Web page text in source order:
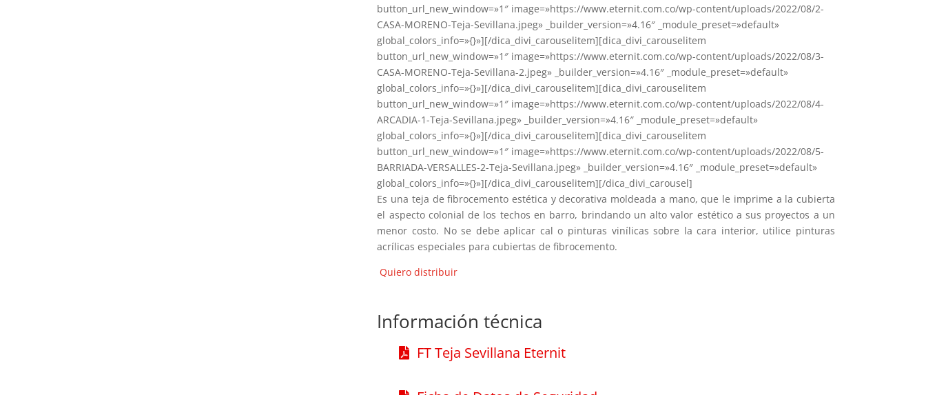
button_url_new_window=»1″ image=»https://www.eternit.com.co/wp-content/uploads/2022/08/2-
CASA-MORENO-Teja-Sevillana.jpeg» _builder_version=»4.16″ _module_preset=»default»
global_colors_info=»{}»][/dica_divi_carouselitem][dica_divi_carouselitem
button_url_new_window=»1″ image=»https://www.eternit.com.co/wp-content/uploads/2022/08/3-
CASA-MORENO-Teja-Sevillana-2.jpeg» _builder_version=»4.16″ _module_preset=»default»
global_colors_info=»{}»][/dica_divi_carouselitem][dica_divi_carouselitem
button_url_new_window=»1″ image=»https://www.eternit.com.co/wp-content/uploads/2022/08/4-
ARCADIA-1-Teja-Sevillana.jpeg» _builder_version=»4.16″ _module_preset=»default»
global_colors_info=»{}»][/dica_divi_carouselitem][dica_divi_carouselitem
button_url_new_window=»1″ image=»https://www.eternit.com.co/wp-content/uploads/2022/08/5-
BARRIADA-VERSALLES-2-Teja-Sevillana.jpeg» _builder_version=»4.16″ _module_preset=»default»
global_colors_info=»{}»][/dica_divi_carouselitem][/dica_divi_carousel]
Es una teja de fibrocemento estética y decorativa moldeada a mano, que le imprime a la cubierta
el aspecto colonial de los techos en barro, brindando un alto valor estético a sus proyectos a un
menor costo. No se debe aplicar cal o pinturas vinílicas sobre la cara interior, utilice pinturas
acrílicas especiales para cubiertas de fibrocemento.
Quiero distribuir
Información técnica
FT Teja Sevillana Eternit